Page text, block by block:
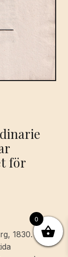
för
1830. 4:o.
0